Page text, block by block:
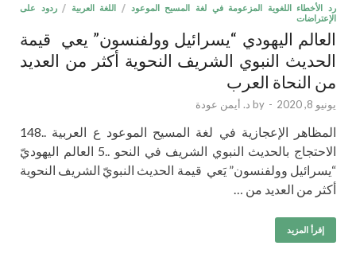
رد الأخطاء اللغوية المزعومة في لغة المسيح الموعود / اللغة العربية /ردود على
الإعتراضات
العالم اليهودي “يسرائيل وولفنسون” يعي قيمة
الحديث النبوي الشريف النحوية أكثر من العديد
من النحاة العرب
يونيو 8, 2020 -
by د. أيمن عودة
المظاهر الإعجازية في لغة المسيح الموعود ع العربية ..148
الاحتجاج بالحديث النبوي الشريف في النحو ..5 العالم اليهوديّ
“يسرائيل وولفنسون” يَعي قيمة الحديث النبويّ الشريف النحوية
أكثر من العديد من …
إقرأ المزيد